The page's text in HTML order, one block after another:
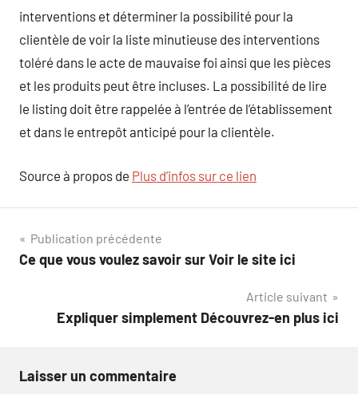
interventions et déterminer la possibilité pour la
clientèle de voir la liste minutieuse des interventions
toléré dans le acte de mauvaise foi ainsi que les pièces
et les produits peut être incluses. La possibilité de lire
le listing doit être rappelée à l’entrée de l’établissement
et dans le entrepôt anticipé pour la clientèle.
Source à propos de Plus d’infos sur ce lien
Navigation
de
Publication précédente
Ce que vous voulez savoir sur Voir le site ici
Article suivant
Expliquer simplement Découvrez-en plus ici
Laisser un commentaire